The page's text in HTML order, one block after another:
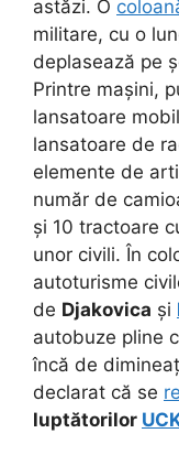
astăzi. O
militare, cu o
deplasează pe
Printre mașini,
lansatoare
lansatoare de
elemente de
număr de
și 10 tractoare
unor civili. În
autoturisme
de Djakovica și
autobuze pline
încă de
declarat că se
luptătorilor